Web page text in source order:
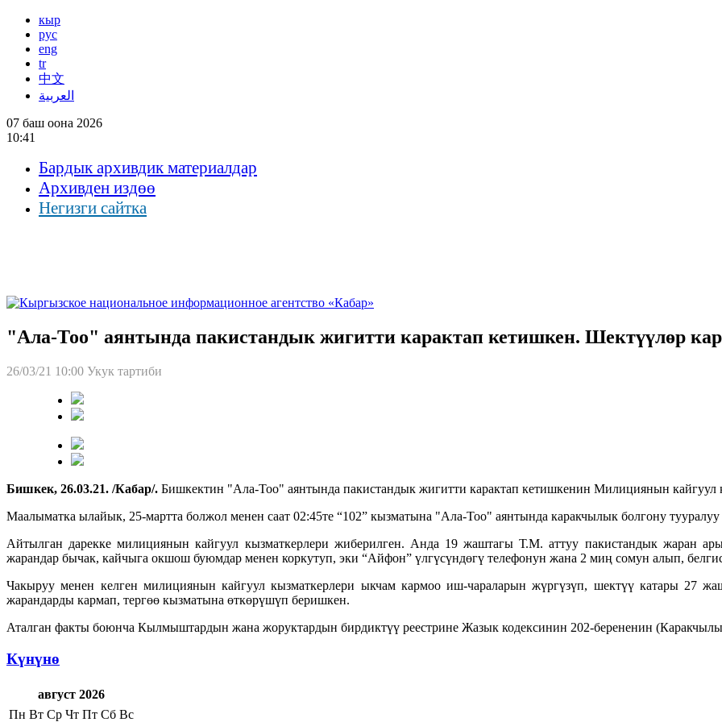
кыр
рус
eng
tr
中文
العربية
07 баш оона 2026
10:41
Бардык архивдик материалдар
Архивден издөө
Негизги сайтка
"Ала-Тоо" аянтында пакистандык жигитти карактап кетишкен. Шектүүлөр
26/03/21 10:00 Укук тартиби
Бишкек, 26.03.21. /Кабар/. Бишкектин "Ала-Тоо" аянтында пакистандык жигитти карактап кетишкенин Милициянын
Маалыматка ылайык, 25-мартта болжол менен саат 02:45те “102” кызматына "Ала-Тоо" аянтында каракчылык болгону
Айтылган дарекке милициянын кайгуул кызматкерлери жиберилген. Анда 19 жаштагы Т.М. аттуу пакистандык жаран
жарандар бычак, кайчыга окшош буюмдар менен коркутуп, эки “Айфон” үлгүсүндөгү телефонун жана 2 миң сомун алып,
Чакыруу менен келген милициянын кайгуул кызматкерлери ыкчам кармоо иш-чараларын жүргүзүп, шектүү катары 27
жарандарды кармап, тергөө кызматына өткөрүшүп беришкен.
Аталган факты боюнча Кылмыштардын жана жоруктардын бирдиктүү реестрине Жазык кодексинин 202-берененин
Күнүнө
август 2026
Пн Вт Ср Чт Пт Сб Вс